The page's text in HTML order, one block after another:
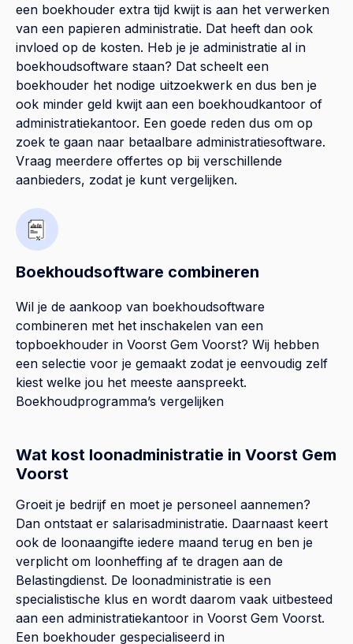
een boekhouder extra tijd kwijt is aan het verwerken
van een papieren administratie. Dat heeft dan ook
invloed op de kosten. Heb je je administratie al in
boekhoudsoftware staan? Dat scheelt een
boekhouder het nodige uitzoekwerk en dus ben je
ook minder geld kwijt aan een boekhoudkantoor of
administratiekantoor. Een goede reden dus om op
zoek te gaan naar betaalbare administratiesoftware.
Vraag meerdere offertes op bij verschillende
aanbieders, zodat je kunt vergelijken.
Boekhoudsoftware combineren
Wil je de aankoop van boekhoudsoftware
combineren met het inschakelen van een
topboekhouder in Voorst Gem Voorst? Wij hebben
een selectie voor je gemaakt zodat je eenvoudig zelf
kiest welke jou het meeste aanspreekt.
Boekhoudprogramma’s vergelijken
Wat kost loonadministratie in Voorst Gem
Voorst
Groeit je bedrijf en moet je personeel aannemen?
Dan ontstaat er salarisadministratie. Daarnaast keert
ook de loonaangifte iedere maand terug en ben je
verplicht om loonheffing af te dragen aan de
Belastingdienst. De loonadministratie is een
specialistische klus en wordt daarom vaak uitbesteed
aan een administratiekantoor in Voorst Gem Voorst.
Een boekhouder gespecialiseerd in